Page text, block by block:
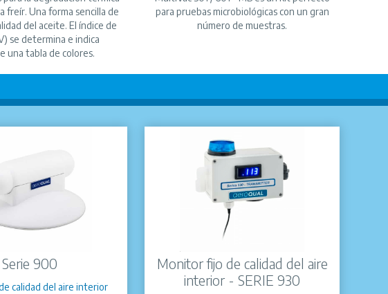
freír. Una forma sencilla de
del aceite. El índice de
se determina e indica
una tabla de colores.
para pruebas microbiológicas con un gran
número de muestras.
Serie 900
calidad del aire interior
Monitor fijo de calidad del aire
interior - SERIE 930